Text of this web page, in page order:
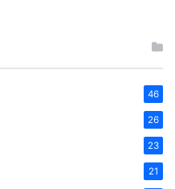
46
26
23
21